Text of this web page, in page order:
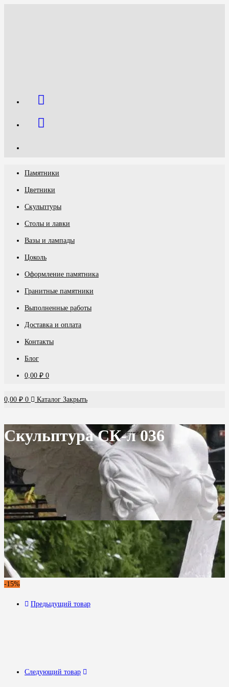
Памятники
Цветники
Скульптуры
Столы и лавки
Вазы и лампады
Цоколь
Оформление памятника
Гранитные памятники
Выполненные работы
Доставка и оплата
Контакты
Блог
0,00 ₽ 0
0,00 ₽ 0 Каталог Закрыть
Скульптура СК-л 036
-15%
Предыдущий товар
Следующий товар